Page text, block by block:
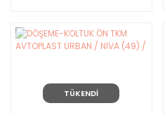
TÜKENDİ